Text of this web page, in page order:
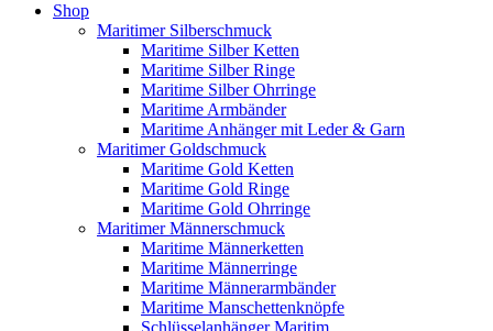
Shop
Maritimer Silberschmuck
Maritime Silber Ketten
Maritime Silber Ringe
Maritime Silber Ohrringe
Maritime Armbänder
Maritime Anhänger mit Leder & Garn
Maritimer Goldschmuck
Maritime Gold Ketten
Maritime Gold Ringe
Maritime Gold Ohrringe
Maritimer Männerschmuck
Maritime Männerketten
Maritime Männerringe
Maritime Männerarmbänder
Maritime Manschettenknöpfe
Schlüsselanhänger Maritim